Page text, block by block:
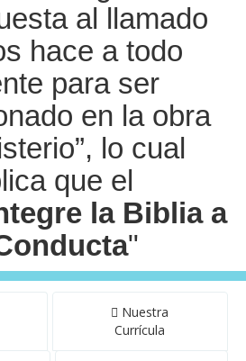
al llamado
hace a todo
para ser
en la obra
lo cual
que el
la Biblia a
"
Nuestra
Currícula